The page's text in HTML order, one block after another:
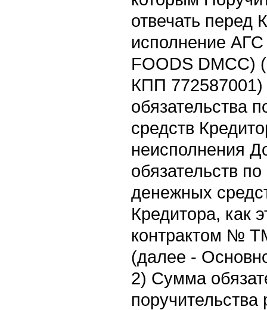
отвечать перед
исполнение
FOODS DMCC)
КПП
обязательства
средств
неисполнения
обязательств
денежных
Кредитора, как
контрактом №
(далее -
2) Сумма